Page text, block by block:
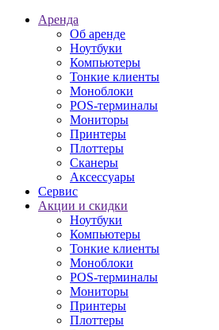
Аренда
Об аренде
Ноутбуки
Компьютеры
Тонкие клиенты
Моноблоки
POS-терминалы
Мониторы
Принтеры
Плоттеры
Сканеры
Аксессуары
Сервис
Акции и скидки
Ноутбуки
Компьютеры
Тонкие клиенты
Моноблоки
POS-терминалы
Мониторы
Принтеры
Плоттеры